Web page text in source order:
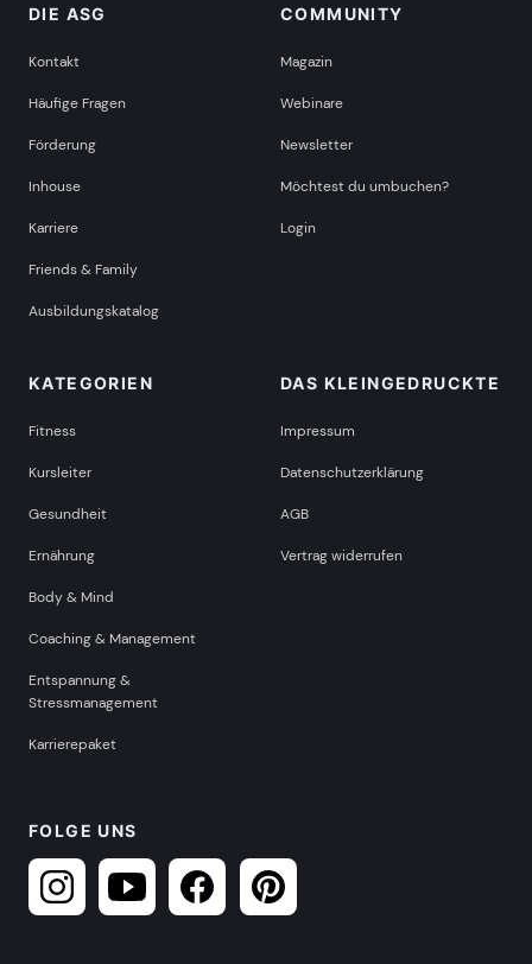
DIE ASG
Kontakt
Häufige Fragen
Förderung
Inhouse
Karriere
Friends & Family
Ausbildungskatalog
COMMUNITY
Magazin
Webinare
Newsletter
Möchtest du umbuchen?
Login
KATEGORIEN
Fitness
Kursleiter
Gesundheit
Ernährung
Body & Mind
Coaching & Management
Entspannung &
Stressmanagement
Karrierepaket
DAS KLEINGEDRUCKTE
Impressum
Datenschutzerklärung
AGB
Vertrag widerrufen
FOLGE UNS